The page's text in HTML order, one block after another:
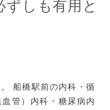
しも有用と
船橋駅前の内科・循
管）内科・糖尿病内